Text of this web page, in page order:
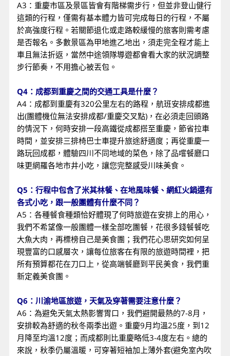
A3：重慶市區及景區皆會有階梯需步行，但並非登山健行
這類的行程，僅需有基本體力皆可完成每日的行程，不屬
於高強度行程。若關節退化或走路較緩慢的旅客則需考慮
是否報名。多數景區為甲地進乙地出，須走完全程才能上
車且無法折返，當然中途領隊導遊都會看大家的狀況調整
步行節奏，不用擔心被丟包。
Q4：成都到重慶之間的交通工具是什麼？
A4：成都到重慶有320公里左右的路程，航班安排成都進
出(團體機位無法安排成都/重慶交叉點)，在必須走回頭路
的情況下，何時安排一段高鐵從成都搭至重慶，節省拉車
時間，並安排三排椅巴士車提升旅途舒適度；再從重慶一
路玩回成都，體驗四川不同地域的菜色，除了品嚐餐廳口
味更網羅各地市井小吃，讓您完整感受川味美食。
Q5：行程中包含了米其林餐、在地風味餐、網紅火鍋還有
各式小吃，跟一般團體有什麼不同？
A5：各種餐食種類恰好體現了何時旅遊在安排上的用心，
我們不希望像一般團體一樣全部吃團餐，花很多錢餐餐吃
大魚大肉，再標榜自己是美食團；我們花心思研究如何呈
現豐富的口感層次，讓每位旅客在有限的旅遊時間裡，把
所有預算都花在刀口上，從高端餐廳到平民美食，我們重
新定義美食團。
Q6：川渝地區旅遊，天氣及穿著需要注意什麼？
A6：為避免天氣太熱影響胃口，我們避開最熱的7-8月，
安排較為舒適的秋冬兩季出遊。重慶9月均溫25度，到12
月降至均溫12度；而成都則比重慶略低3-4度左右。總的
來說，秋季仍屬溫暖，可穿著短袖加上薄外套(避免室內吹